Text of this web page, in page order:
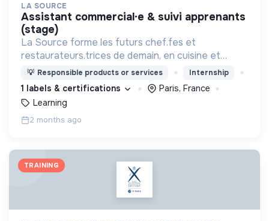
LA SOURCE
assistant commercial·e & suivi apprenants
(stage)
La Source forme les futurs chef.fes et
restaurateurs.trices de demain, en cuisine et
pâtisserie, à Paris, Bordeaux, Toulouse.
💡 Responsible products or services Internship
1 labels & certifications
Paris, France
Learning
2 months ago
TRAINING